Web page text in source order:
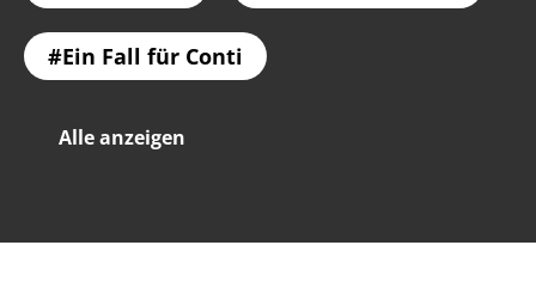
Ein Fall für Conti
Alle anzeigen